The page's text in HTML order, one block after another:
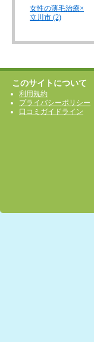
女性の薄毛治療×
立川市 (2)
このサイトについて
利用規約
プライバシーポリシー
口コミガイドライン